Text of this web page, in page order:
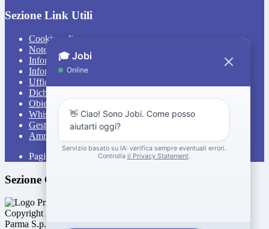
Sezione Link Utili
Cookie policy
Note legali
Informativa Privacy
Informativa Privacy chatbot Jobi
Ufficio Relazioni con il Pubblico
Dichiarazione di accessibilità
Obiettivi di accessibilità
Whistleblowing
Gestione consensi cookie
Amministrazione trasparente
Pagina visualizzata1439volte
Sezione Copyright
Copyright 2026 | Engineered and powered by Gruppo Spaggiari
Parma S.p.A. | Divisione Publishing & New Social Media